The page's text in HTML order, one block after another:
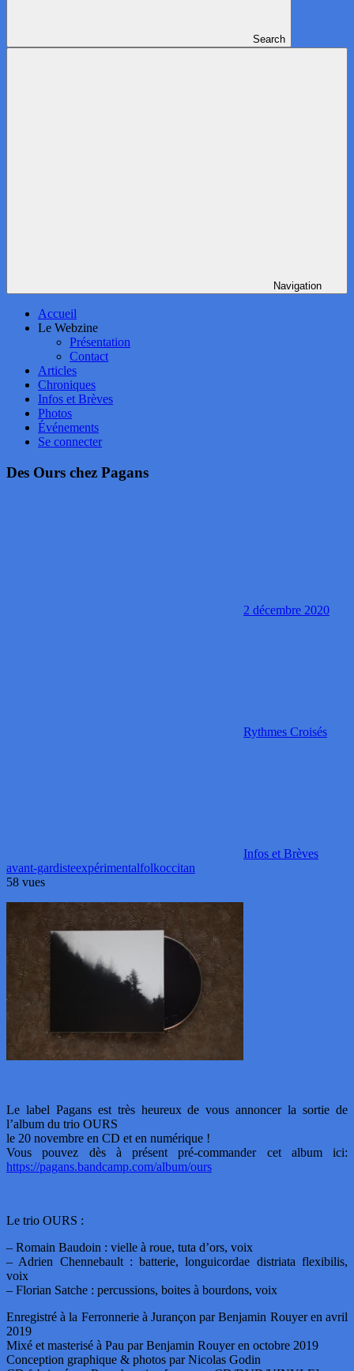
Search
Navigation
Accueil
Le Webzine
Présentation
Contact
Articles
Chroniques
Infos et Brèves
Photos
Événements
Se connecter
Des Ours chez Pagans
2 décembre 2020
Rythmes Croisés
Infos et Brèves
avant-gardisteexpérimentalfolkoccitan
58 vues
Le label Pagans est très heureux de vous annoncer la sortie de
l’album du trio OURS
le 20 novembre en CD et en numérique !
Vous pouvez dès à présent pré-commander cet album ici:
https://pagans.bandcamp.com/album/ours
Le trio OURS :
– Romain Baudoin : vielle à roue, tuta d’ors, voix
– Adrien Chennebault : batterie, longuicordae distriata flexibilis,
voix
– Florian Satche : percussions, boites à bourdons, voix
Enregistré à la Ferronnerie à Jurançon par Benjamin Rouyer en avril
2019
Mixé et masterisé à Pau par Benjamin Rouyer en octobre 2019
Conception graphique & photos par Nicolas Godin